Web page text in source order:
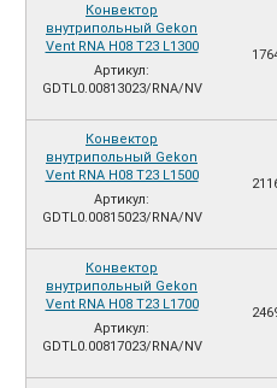
Конвектор
внутрипольный Gekon
Vent RNA H08 T23 L1300
Артикул:
GDTL0.00813023/RNA/NV
Конвектор
внутрипольный Gekon
Vent RNA H08 T23 L1500
Артикул:
GDTL0.00815023/RNA/NV
Конвектор
внутрипольный Gekon
Vent RNA H08 T23 L1700
Артикул:
GDTL0.00817023/RNA/NV